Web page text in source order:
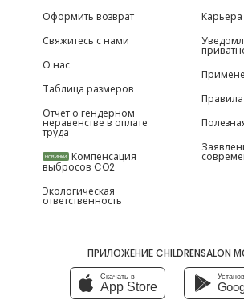
Оформить возврат
Свяжитесь с нами
О нас
Таблица размеров
Отчет о гендерном
неравенстве в оплате
труда
НОВИНКИ Компенсация
выбросов CO2
Экологическая
ответственность
Карьера
Правила
ПРИЛОЖЕНИЕ CHILDRENSALON
Скачать в
App Store